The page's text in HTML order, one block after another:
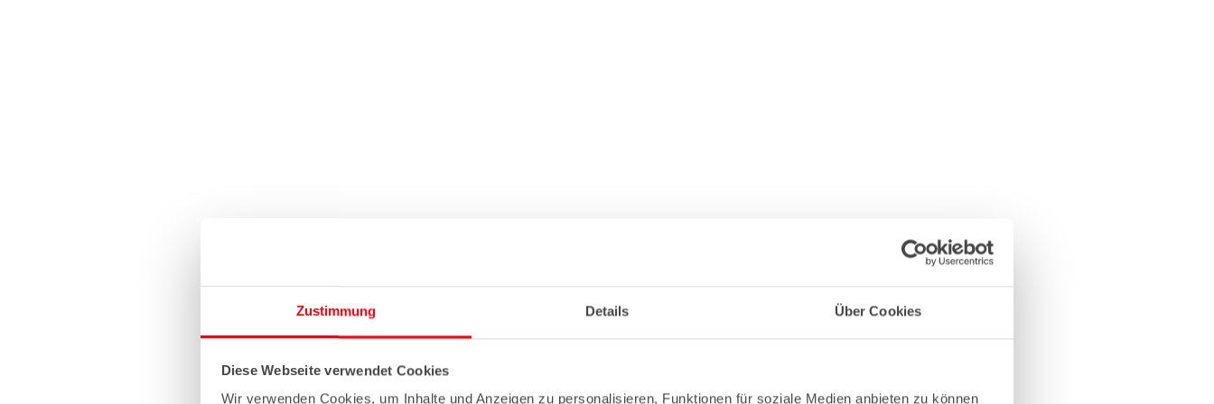
Zustimmung Details Über Cookies
Diese Webseite verwendet Cookies
Wir verwenden Cookies, um Inhalte und Anzeigen zu personalisieren, Funktionen für soziale Medien anbieten zu können